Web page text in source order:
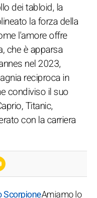
dei tabloid, la
la forza della
l'amore offre
che è apparsa
nel 2023,
reciproca in
condiviso il suo
Titanic,
con la carriera
ScorpioneAmiamo lo